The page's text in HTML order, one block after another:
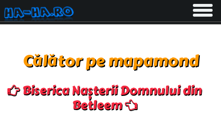
Toggle
Călător pe mapamond
Biserica Nașterii Domnului din
Betleem